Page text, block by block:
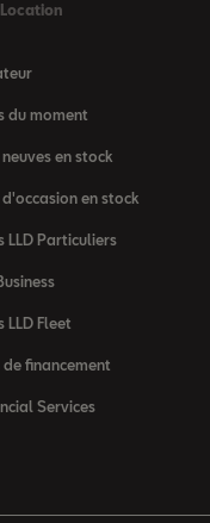
du moment
neuves en stock
d'occasion en stock
LLD Particuliers
LLD Fleet
financement
Services